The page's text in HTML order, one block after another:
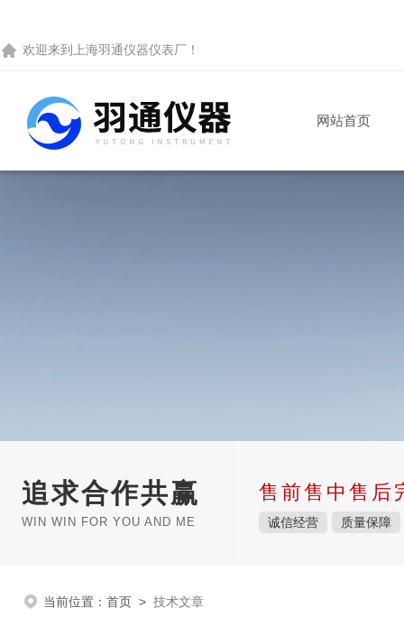
欢迎来到 上海羽通仪器仪表厂 ！
网站首页
追求合作共赢
WIN WIN FOR YOU AND ME
售前售中售后
诚信经营 质量保障
当前位置： 首页 > 技术文章